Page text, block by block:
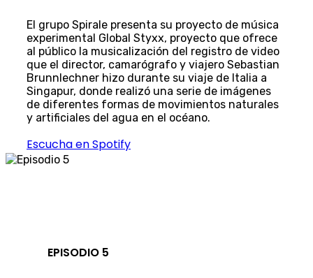
El grupo Spirale presenta su proyecto de música
experimental Global Styxx, proyecto que ofrece
al público la musicalización del registro de video
que el director, camarógrafo y viajero Sebastian
Brunnlechner hizo durante su viaje de Italia a
Singapur, donde realizó una serie de imágenes
de diferentes formas de movimientos naturales
y artificiales del agua en el océano.
Escucha en Spotify
EPISODIO 5